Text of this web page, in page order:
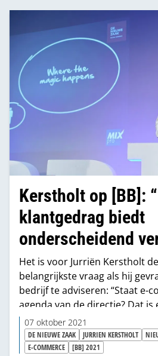
Partners
Kerstholt op [BB]:
klantgedrag biedt
onderscheidend
Het is voor Jurriën Kerstholt
belangrijkste vraag als hij
bedrijf te adviseren: “Staat e-
agenda van de directie? Dat is
commerce gaat over het
organisatie op basis van
klant.”
07 oktober 2021
DE NIEUWE ZAAK JURRIEN KERSTHOLT
E-COMMERCE
[BB] 2021